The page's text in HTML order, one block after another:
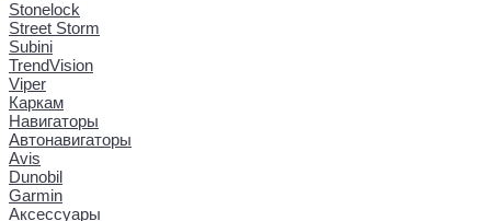
Stonelock
Street Storm
Subini
TrendVision
Viper
Каркам
Навигаторы
Автонавигаторы
Avis
Dunobil
Garmin
Аксессуары